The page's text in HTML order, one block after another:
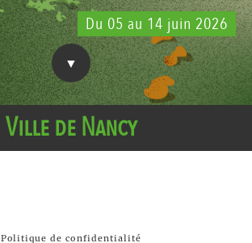
Du 05 au 14 juin 2026
Ville de Nancy
Politique de confidentialité